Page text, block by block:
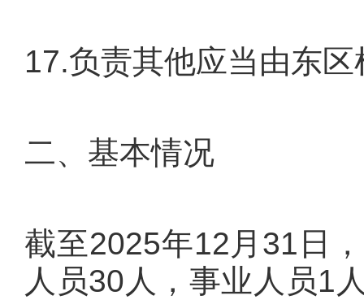
17.负责其他应当由东
二、基本情况
截至2025年12月31日
人员30人，事业人员1